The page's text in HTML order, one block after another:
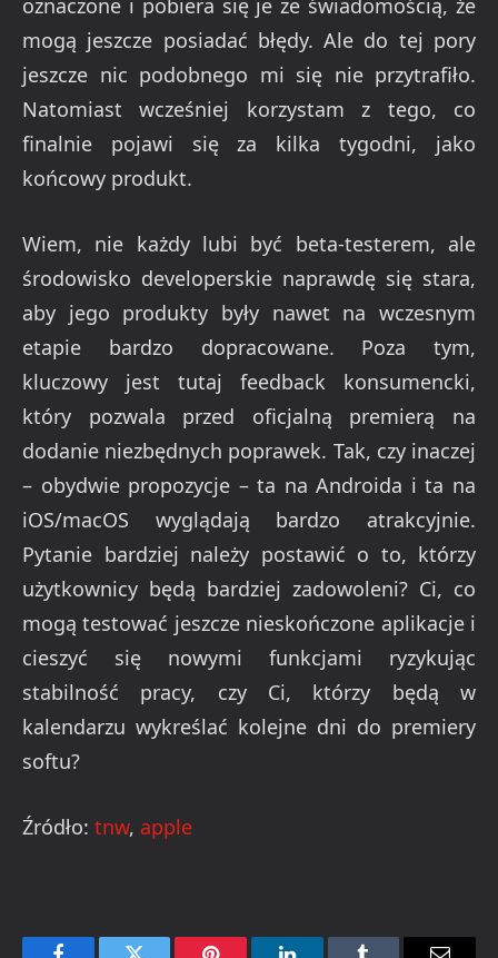
oznaczone i pobiera się je ze świadomością, że
mogą jeszcze posiadać błędy. Ale do tej pory
jeszcze nic podobnego mi się nie przytrafiło.
Natomiast wcześniej korzystam z tego, co
finalnie pojawi się za kilka tygodni, jako
końcowy produkt.
Wiem, nie każdy lubi być beta-testerem, ale
środowisko developerskie naprawdę się stara,
aby jego produkty były nawet na wczesnym
etapie bardzo dopracowane. Poza tym,
kluczowy jest tutaj feedback konsumencki,
który pozwala przed oficjalną premierą na
dodanie niezbędnych poprawek. Tak, czy inaczej
– obydwie propozycje – ta na Androida i ta na
iOS/macOS wyglądają bardzo atrakcyjnie.
Pytanie bardziej należy postawić o to, którzy
użytkownicy będą bardziej zadowoleni? Ci, co
mogą testować jeszcze nieskończone aplikacje i
cieszyć się nowymi funkcjami ryzykując
stabilność pracy, czy Ci, którzy będą w
kalendarzu wykreślać kolejne dni do premiery
softu?
Źródło: tnw, apple